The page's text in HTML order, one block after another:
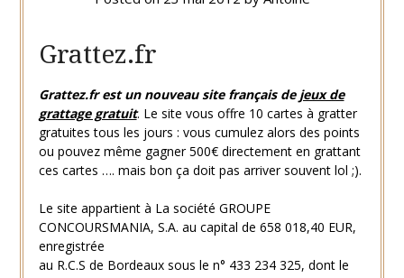
Grattez.fr
Grattez.fr est un nouveau site français de jeux de
grattage gratuit. Le site vous offre 10 cartes à gratter
gratuites tous les jours : vous cumulez alors des points
ou pouvez même gagner 500€ directement en grattant
ces cartes …. mais bon ça doit pas arriver souvent lol ;).
Le site appartient à La société GROUPE
CONCOURSMANIA, S.A. au capital de 658 018,40 EUR,
enregistrée
au R.C.S de Bordeaux sous le n° 433 234 325, dont le